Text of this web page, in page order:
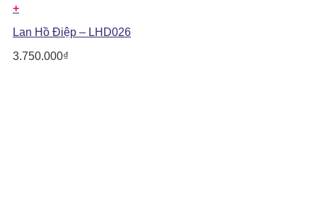
+
Lan Hồ Điệp – LHD026
3.750.000₫